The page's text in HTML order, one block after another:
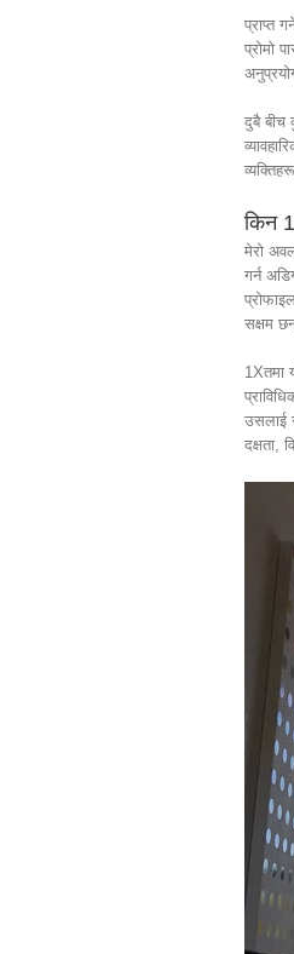
प्राप्त
प्रोमो
दुबै बीच
किन
मेरो
गर्न
सक्षम
1Xतमा
उसलाई
दक्षता,